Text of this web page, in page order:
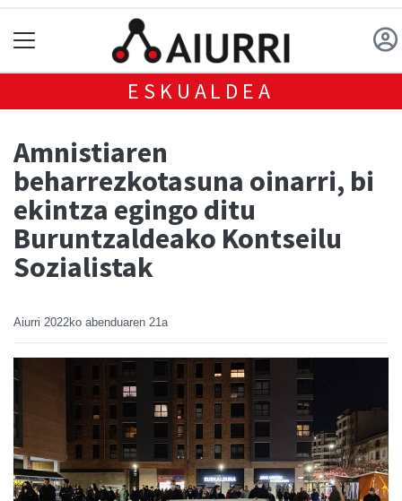
ESKUALDEA
Amnistiaren
beharrezkotasuna oinarri, bi
ekintza egingo ditu
Buruntzaldeako Kontseilu
Sozialistak
Aiurri 2022ko abenduaren 21a